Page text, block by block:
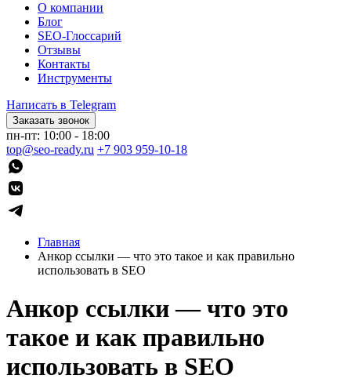
О компании
Блог
SEO-Глоссарий
Отзывы
Контакты
Инструменты
Написать в Telegram
Заказать звонок
пн-пт: 10:00 - 18:00
top@seo-ready.ru +7 903 959-10-18
Главная
Анкор ссылки — что это такое и как правильно
использовать в SEO
Анкор ссылки — что это
такое и как правильно
использовать в SEO